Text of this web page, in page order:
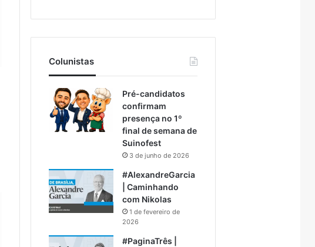
Colunistas
Pré-candidatos
confirmam
presença no 1º
final de semana de
Suinofest
3 de junho de 2026
#AlexandreGarcia
| Caminhando
com Nikolas
1 de fevereiro de
2026
#PaginaTrês |